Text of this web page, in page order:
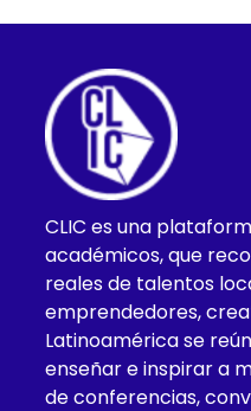
CLIC es una
académicos, que
reales de talentos
emprendedores,
Latinoamérica se
enseñar e inspirar a
de conferencias,